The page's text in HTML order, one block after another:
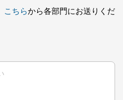
こちらから各部門にお送りくだ